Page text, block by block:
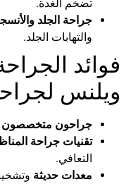
تضخم الغدة.
جراحة الجلد
والتهابات الجلد.
فوائد
ويلنس
جراحون متخصصون
تقنيات جراحة
التعافي.
معدات حديثة